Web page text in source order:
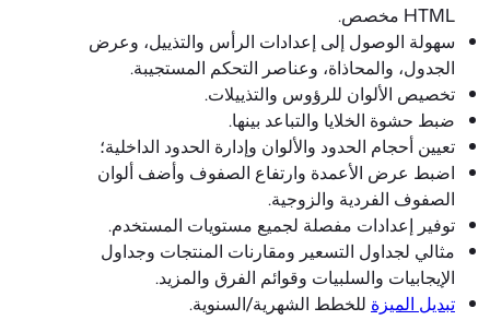
HTML مخصص.
سهولة الوصول إلى إعدادات الرأس والتذييل، وعرض
الجدول، والمحاذاة، وعناصر التحكم المستجيبة.
تخصيص الألوان للرؤوس والتذييلات.
ضبط حشوة الخلايا والتباعد بينها.
تعيين أحجام الحدود والألوان وإدارة الحدود الداخلية؛
اضبط عرض الأعمدة وارتفاع الصفوف وأضف ألوان
الصفوف الفردية والزوجية.
توفير إعدادات مفصلة لجميع مستويات المستخدم.
مثالي لجداول التسعير ومقارنات المنتجات وجداول
الإيجابيات والسلبيات وقوائم الفرق والمزيد.
تبديل الميزة للخطط الشهرية/السنوية.